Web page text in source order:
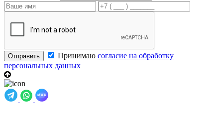
Отправить Принимаю согласие на обработку
персональных данных
MAX